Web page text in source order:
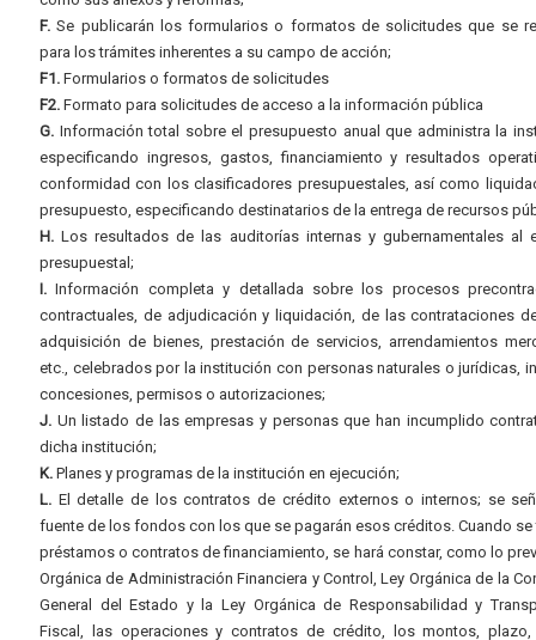
F. Se publicarán los formularios o formatos de solicitudes que se
para los trámites inherentes a su campo de acción;
F1. Formularios o formatos de solicitudes
F2. Formato para solicitudes de acceso a la información pública
G. Información total sobre el presupuesto anual que administra la
especificando ingresos, gastos, financiamiento y resultados
conformidad con los clasificadores presupuestales, así como
presupuesto, especificando destinatarios de la entrega de recursos
H. Los resultados de las auditorías internas y gubernamentales al
presupuestal;
I. Información completa y detallada sobre los procesos
contractuales, de adjudicación y liquidación, de las contrataciones
adquisición de bienes, prestación de servicios, arrendamientos
etc., celebrados por la institución con personas naturales o jurídicas,
concesiones, permisos o autorizaciones;
J. Un listado de las empresas y personas que han incumplido
dicha institución;
K. Planes y programas de la institución en ejecución;
L. El detalle de los contratos de crédito externos o internos; se
fuente de los fondos con los que se pagarán esos créditos. Cuando se
préstamos o contratos de financiamiento, se hará constar, como lo
Orgánica de Administración Financiera y Control, Ley Orgánica de la
General del Estado y la Ley Orgánica de Responsabilidad y
Fiscal, las operaciones y contratos de crédito, los montos,